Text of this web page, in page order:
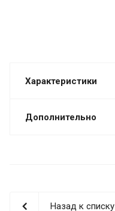
Характеристики
Дополнительно
Назад к списку